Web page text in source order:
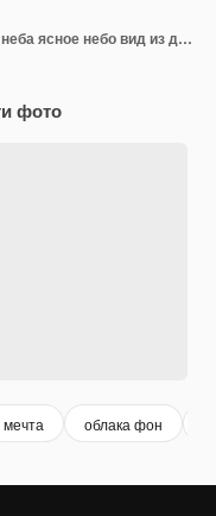
Открытая дверь на фоне темного неба ясное небо вид из двери, открывающей баннер 3d иллюстрация
фото
мечта облака фон